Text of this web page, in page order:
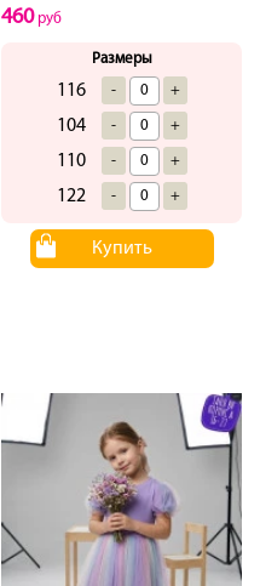
460руб
Размеры
116 - +
104 - +
110 - +
122 - +
Купить